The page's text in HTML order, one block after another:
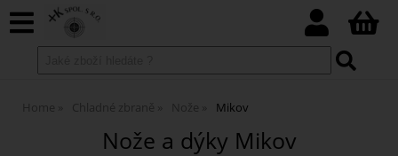
Home Chladné zbraně Nože Mikov
Nože a dýky Mikov